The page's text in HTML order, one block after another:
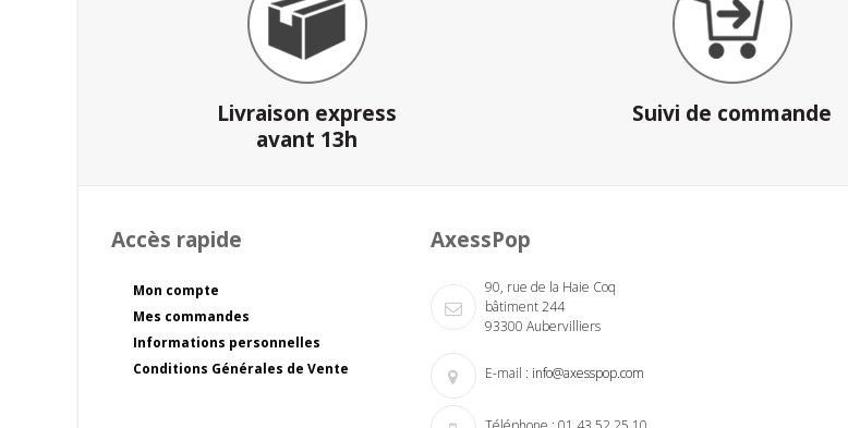
Livraison express
avant 13h
Suivi de commande
Accès rapide
Mon compte
Mes commandes
Informations personnelles
Conditions Générales de Vente
AxessPop
90, rue de la Haie Coq
bâtiment 244
93300 Aubervilliers
E-mail : info@axesspop.com